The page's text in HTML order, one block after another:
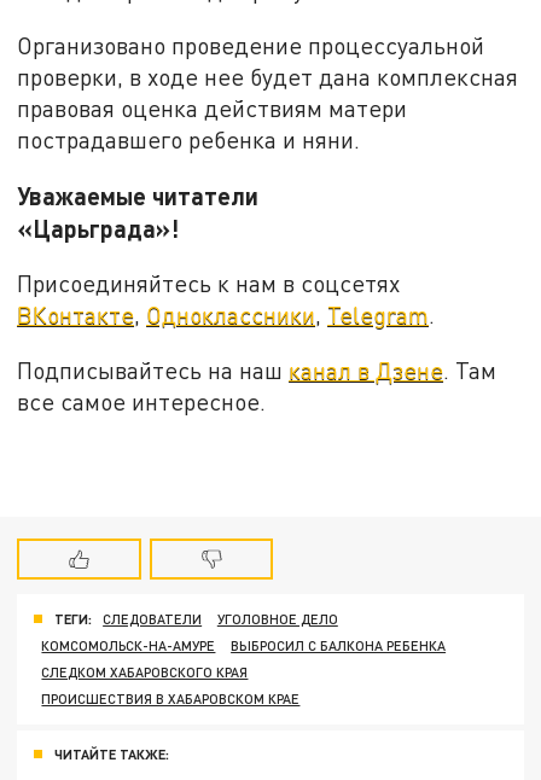
Организовано проведение процессуальной
проверки, в ходе нее будет дана комплексная
правовая оценка действиям матери
пострадавшего ребенка и няни.
Уважаемые читатели
«Царьграда»!
Присоединяйтесь к нам в соцсетях
ВКонтакте, Одноклассники, Telegram.
Подписывайтесь на наш канал в Дзене. Там
все самое интересное.
ТЕГИ: СЛЕДОВАТЕЛИ
УГОЛОВНОЕ ДЕЛО
КОМСОМОЛЬСК-НА-АМУРЕ
ВЫБРОСИЛ С БАЛКОНА РЕБЕНКА
СЛЕДКОМ ХАБАРОВСКОГО КРАЯ
ПРОИСШЕСТВИЯ В ХАБАРОВСКОМ КРАЕ
ЧИТАЙТЕ ТАКЖЕ: